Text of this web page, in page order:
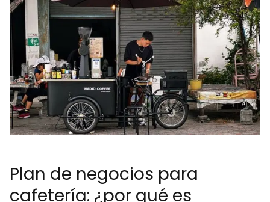
Plan de negocios para
cafetería: ¿por qué es